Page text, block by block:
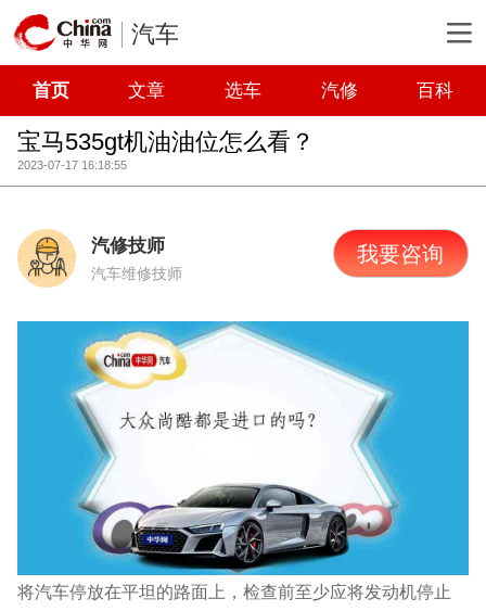
汽车
首页 文章 选车 汽修 百科
宝马535gt机油油位怎么看？
2023-07-17 16:18:55
汽修技师
汽车维修技师
我要咨询
将汽车停放在平坦的路面上，检查前至少应将发动机停止